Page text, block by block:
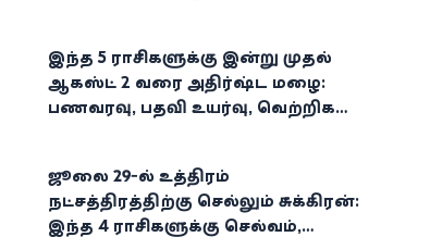
இந்த 5 ராசிகளுக்கு இன்று முதல்
ஆகஸ்ட் 2 வரை அதிர்ஷ்ட மழை:
பணவரவு, பதவி உயர்வு, வெற்றிகள்
ஜூலை 29-ல் உத்திரம்
நட்சத்திரத்திற்கு செல்லும் சுக்கிரன்:
இந்த 4 ராசிகளுக்கு செல்வம்,